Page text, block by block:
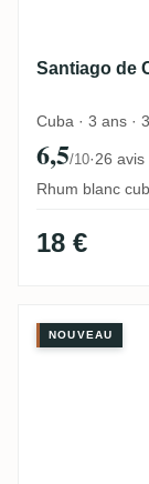
Santiago de
Cuba · 3 ans ·
6,5/10·26 avis
Rhum blanc
18 €
Trois
NOUVEAU